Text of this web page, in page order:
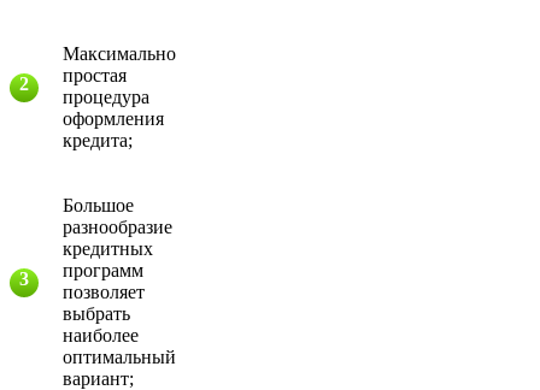
Максимально
простая
процедура
оформления
кредита;
Большое
разнообразие
кредитных
программ
позволяет
выбрать
наиболее
оптимальный
вариант;